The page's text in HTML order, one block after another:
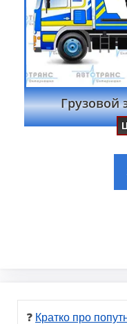
Грузовой
❓ Кратко про